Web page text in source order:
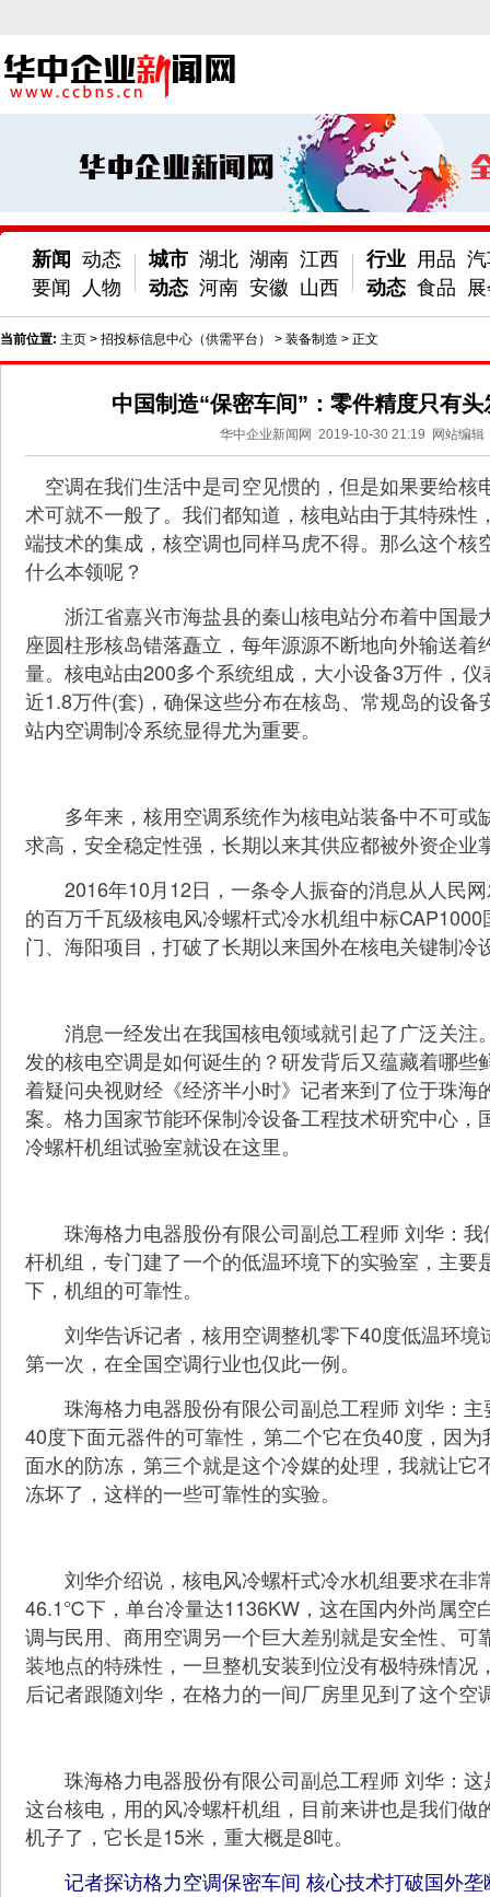
新闻
要闻
动态
人物
城市
动态
湖北 湖南 江西
河南 安徽 山西
行业
动态
用品
食品
当前位置: 主页 > 招投标信息中心（供需平台） > 装备制造 > 正文
中国制造“保密车间”：零件精度只有
华中企业新闻网 2019-10-30 21:19 网站编辑
空调在我们生活中是司空见惯的，但是如果要给核
术可就不一般了。我们都知道，核电站由于其特殊性
端技术的集成，核空调也同样马虎不得。那么这个核
什么本领呢？
浙江省嘉兴市海盐县的秦山核电站分布着中国最
座圆柱形核岛错落矗立，每年源源不断地向外输送着
量。核电站由200多个系统组成，大小设备3万件，
近1.8万件(套)，确保这些分布在核岛、常规岛的设备
站内空调制冷系统显得尤为重要。
多年来，核用空调系统作为核电站装备中不可或
求高，安全稳定性强，长期以来其供应都被外资企业
2016年10月12日，一条令人振奋的消息从人民网
的百万千瓦级核电风冷螺杆式冷水机组中标
门、海阳项目，打破了长期以来国外在核电关键制冷
消息一经发出在我国核电领域就引起了广泛关注
发的核电空调是如何诞生的？研发背后又蕴藏着哪些
着疑问央视财经《经济半小时》记者来到了位于珠海
案。格力国家节能环保制冷设备工程技术研究中心，
冷螺杆机组试验室就设在这里。
珠海格力电器股份有限公司副总工程师 刘华：我
杆机组，专门建了一个的低温环境下的实验室，主要
下，机组的可靠性。
刘华告诉记者，核用空调整机零下40度低温环境
第一次，在全国空调行业也仅此一例。
珠海格力电器股份有限公司副总工程师 刘华：主
40度下面元器件的可靠性，第二个它在负40度，因
面水的防冻，第三个就是这个冷媒的处理，我就让它
冻坏了，这样的一些可靠性的实验。
刘华介绍说，核电风冷螺杆式冷水机组要求在非
46.1℃下，单台冷量达1136KW，这在国内外尚属空
调与民用、商用空调另一个巨大差别就是安全性、可
装地点的特殊性，一旦整机安装到位没有极特殊情况
后记者跟随刘华，在格力的一间厂房里见到了这个空
珠海格力电器股份有限公司副总工程师 刘华：
这台核电，用的风冷螺杆机组，目前来讲也是我们做
机子了，它长是15米，重大概是8吨。
记者探访格力空调保密车间 核心技术打破国外垄